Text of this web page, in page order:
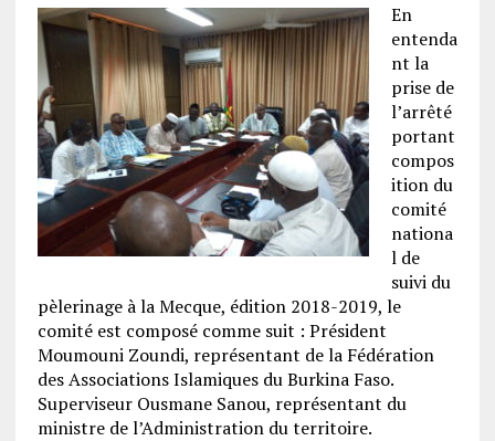
En
entenda
nt la
prise de
l’arrêté
portant
compos
ition du
comité
nationa
l de
suivi du
pèlerinage à la Mecque, édition 2018-2019, le
comité est composé comme suit : Président
Moumouni Zoundi, représentant de la Fédération
des Associations Islamiques du Burkina Faso.
Superviseur Ousmane Sanou, représentant du
ministre de l’Administration du territoire.